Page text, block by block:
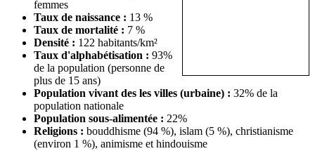
femmes
Taux de naissance : 13 %
Taux de mortalité : 7 %
Densité : 122 habitants/km²
Taux d'alphabétisation : 93%
de la population (personne de
plus de 15 ans)
Population vivant des les villes (urbaine) : 32% de la
population nationale
Population sous-alimentée : 22%
Religions : bouddhisme (94 %), islam (5 %), christianisme
(environ 1 %), animisme et hindouisme